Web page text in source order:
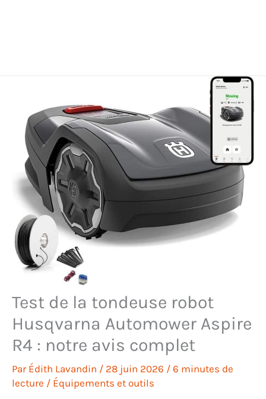
Test de la tondeuse robot
Husqvarna Automower Aspire
R4 : notre avis complet
Par Édith Lavandin / 28 juin 2026 / 6 minutes de
lecture / Équipements et outils